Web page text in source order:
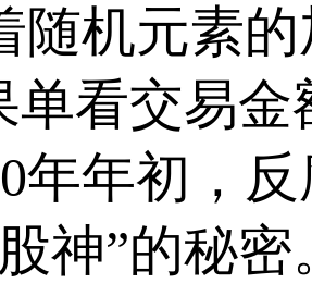
机元素的
看交易金
年年初，
神”的秘